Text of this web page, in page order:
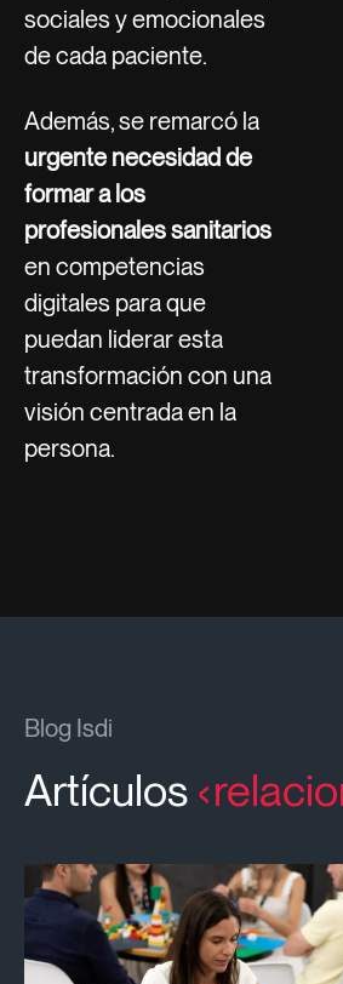
sociales y emocionales
de cada paciente.
Además, se remarcó la
urgente necesidad de
formar a los
profesionales sanitarios
en competencias
digitales para que
puedan liderar esta
transformación con una
visión centrada en la
persona.
Blog Isdi
Artículos